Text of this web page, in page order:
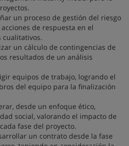
un proceso de gestión del riesgo
de respuesta en el
cualitativos.
un cálculo de contingencias de
resultados de un análisis
equipos de trabajo, logrando el
del equipo para la finalización
desde un enfoque ético,
social, valorando el impacto de
fase del proyecto.
un contrato desde la fase